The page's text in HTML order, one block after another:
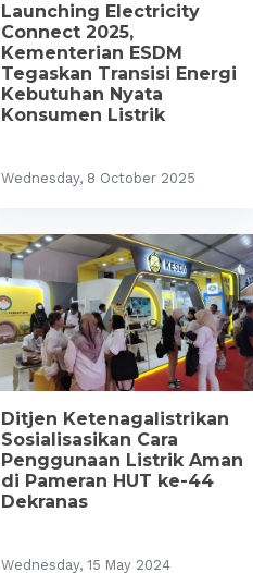
Launching Electricity
Connect 2025,
Kementerian ESDM
Tegaskan Transisi Energi
Kebutuhan Nyata
Konsumen Listrik
Wednesday, 8 October 2025
Ditjen Ketenagalistrikan
Sosialisasikan Cara
Penggunaan Listrik Aman
di Pameran HUT ke-44
Dekranas
Wednesday, 15 May 2024